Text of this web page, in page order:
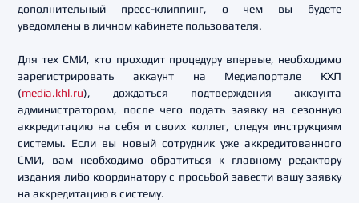
дополнительный пресс-клиппинг, о чем вы будете
уведомлены в личном кабинете пользователя.
Для тех СМИ, кто проходит процедуру впервые, необходимо
зарегистрировать аккаунт на Медиапортале КХЛ
(media.khl.ru), дождаться подтверждения аккаунта
администратором, после чего подать заявку на сезонную
аккредитацию на себя и своих коллег, следуя инструкциям
системы. Если вы новый сотрудник уже аккредитованного
СМИ, вам необходимо обратиться к главному редактору
издания либо координатору с просьбой завести вашу заявку
на аккредитацию в систему.